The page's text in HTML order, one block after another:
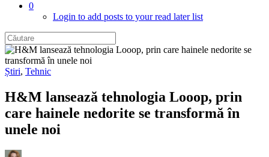
0
Login to add posts to your read later list
Știri, Tehnic
H&M lansează tehnologia Looop, prin
care hainele nedorite se transformă în
unele noi